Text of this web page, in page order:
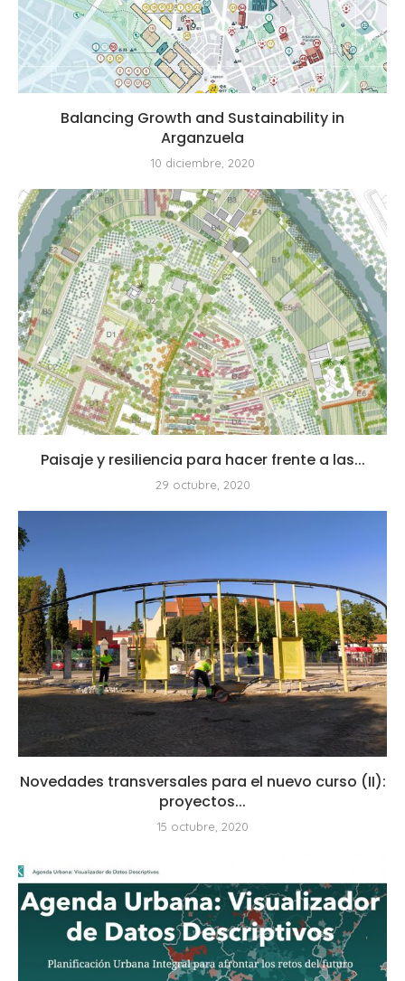
Balancing Growth and Sustainability in
Arganzuela
10 diciembre, 2020
Paisaje y resiliencia para hacer frente a las...
29 octubre, 2020
Novedades transversales para el nuevo curso (II):
proyectos...
15 octubre, 2020